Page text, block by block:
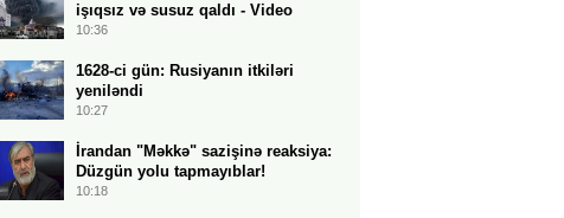
işıqsız və susuz qaldı - Video
10:36
1628-ci gün: Rusiyanın itkiləri
yeniləndi
10:27
İrandan "Məkkə" sazişinə reaksiya:
Düzgün yolu tapmayıblar!
10:18